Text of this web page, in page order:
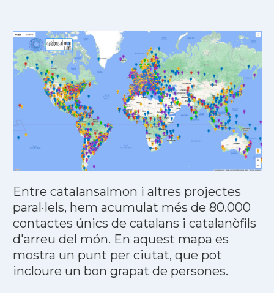
Entre catalansalmon i altres projectes
paral·lels, hem acumulat més de 80.000
contactes únics de catalans i catalanòfils
d'arreu del món. En aquest mapa es
mostra un punt per ciutat, que pot
incloure un bon grapat de persones.